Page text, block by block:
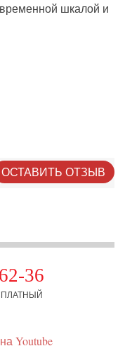
шкалой и
ОСТАВИТЬ ОТЗЫВ
36